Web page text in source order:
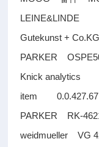
LEINE&LINDE
Gutekunst +
PARKER
Knick analytics
item
PARKER RK-
weidmueller VG